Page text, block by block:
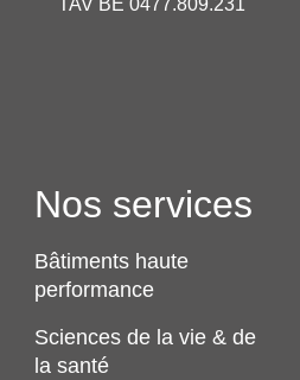
TAV BE 0477.809.231
Nos services
Bâtiments haute
performance
Sciences de la vie & de
la santé